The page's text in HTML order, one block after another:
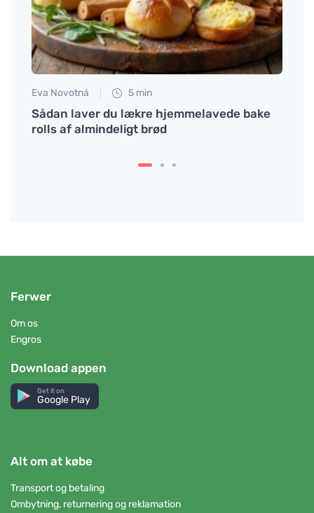
Eva Novotná 5 min
Sådan laver du lækre hjemmelavede bake
rolls af almindeligt brød
Ferwer
Om os
Engros
Download appen
Get it on
Google Play
Alt om at købe
Transport og betaling
Ombytning, returnering og reklamation